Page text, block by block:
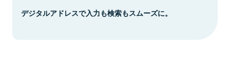
デジタルアドレスで入力も検索もスムーズに。